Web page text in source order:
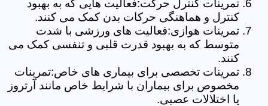
تمرینات کنترل حرکت:فعالیت هایی که به بهبود
کنترل و هماهنگی حرکات بدن کمک می کنند.
تمرینات هوازی:فعالیت های ورزشی با شدت
متوسط که به بهبود قدرت قلبی و تنفسی کمک می
کنند.
تمرینات تخصصی برای بیماری های خاص:تمرینات
مخصوص برای بیماران با شرایط خاص مانند آرتروز
یا اختلالات عصبی.